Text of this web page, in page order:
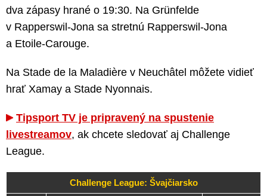
dva zápasy hrané o 19:30. Na Grünfelde
v Rapperswil-Jona sa stretnú Rapperswil-Jona
a Etoile-Carouge.
Na Stade de la Maladière v Neuchâtel môžete vidieť
hrať Xamay a Stade Nyonnais.
Tipsport TV je pripravený na spustenie
livestreamov, ak chcete sledovať aj Challenge
League.
Challenge League: Švajčiarsko